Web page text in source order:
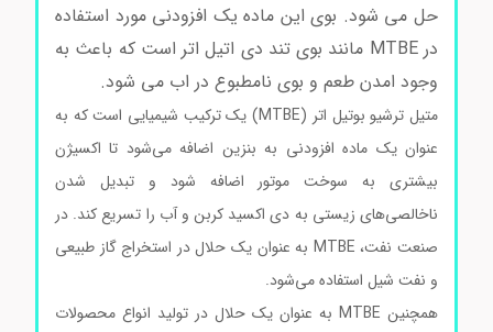
حل می شود. بوی این ماده یک افزودنی مورد استفاده
در MTBE مانند بوی تند دی اتیل اتر است که باعث به
وجود امدن طعم و بوی نامطبوع در اب می شود.
متیل ترشیو بوتیل اتر (MTBE) یک ترکیب شیمیایی است که به
عنوان یک ماده افزودنی به بنزین اضافه می‌شود تا اکسیژن
بیشتری به سوخت موتور اضافه شود و تبدیل شدن
ناخالصی‌های زیستی به دی اکسید کربن و آب را تسریع کند. در
صنعت نفت، MTBE به عنوان یک حلال در استخراج گاز طبیعی
و نفت شیل استفاده می‌شود.
همچنین MTBE به عنوان یک حلال در تولید انواع محصولات